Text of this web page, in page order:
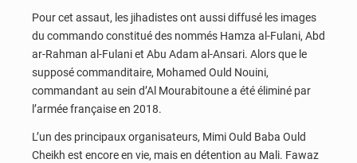
Pour cet assaut, les jihadistes ont aussi diffusé les images
du commando constitué des nommés Hamza al-Fulani, Abd
ar-Rahman al-Fulani et Abu Adam al-Ansari. Alors que le
supposé commanditaire, Mohamed Ould Nouini,
commandant au sein d’Al Mourabitoune a été éliminé par
l’armée française en 2018.
L’un des principaux organisateurs, Mimi Ould Baba Ould
Cheikh est encore en vie, mais en détention au Mali. Fawaz